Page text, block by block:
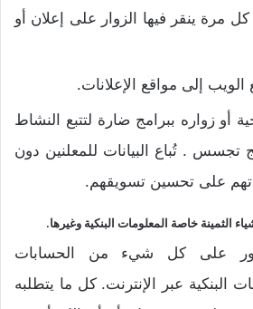
مرة ينقر فيها الزوار على إعلان أو
الويب إلى مواقع الإعلانات.
أو زواره ببرامج ضارة لتتبع النشاط
تجسس . تُباع البيانات للمعلنين دون
على تحسين تسويقهم.
الثمينة خاصة المعلومات البنكية وغيرها.
على كل شيء من الحسابات
البنكية عبر الإنترنت. كل ما يتطلبه